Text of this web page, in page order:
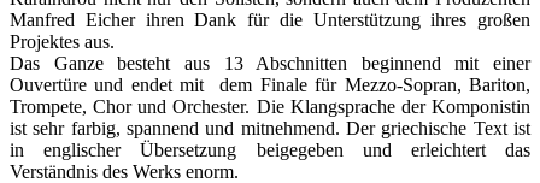
Manfred Eicher ihren Dank für die Unterstützung ihres großen
Projektes aus.
Das Ganze besteht aus 13 Abschnitten beginnend mit einer
Ouvertüre und endet mit dem Finale für Mezzo-Sopran, Bariton,
Trompete, Chor und Orchester. Die Klangsprache der Komponistin
ist sehr farbig, spannend und mitnehmend. Der griechische Text ist
in englischer Übersetzung beigegeben und erleichtert das
Verständnis des Werks enorm.